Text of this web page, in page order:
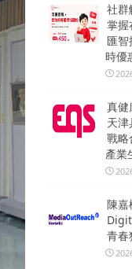
社群
掌
匯
時優
真健
天
戰略
產業
陳
青春